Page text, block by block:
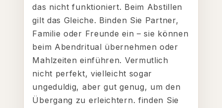
das nicht funktioniert. Beim Abstillen
gilt das Gleiche. Binden Sie Partner,
Familie oder Freunde ein – sie können
beim Abendritual übernehmen oder
Mahlzeiten einführen. Vermutlich
nicht perfekt, vielleicht sogar
ungeduldig, aber gut genug, um den
Übergang zu erleichtern. finden Sie